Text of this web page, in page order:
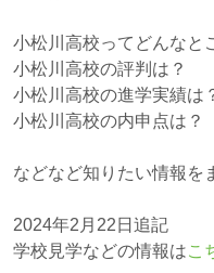
小松川高校ってどんなと
小松川高校の評判は？
小松川高校の進学実績は
小松川高校の内申点は？
などなど知りたい情報を
2024年2月22日追記
学校見学などの情報はこ